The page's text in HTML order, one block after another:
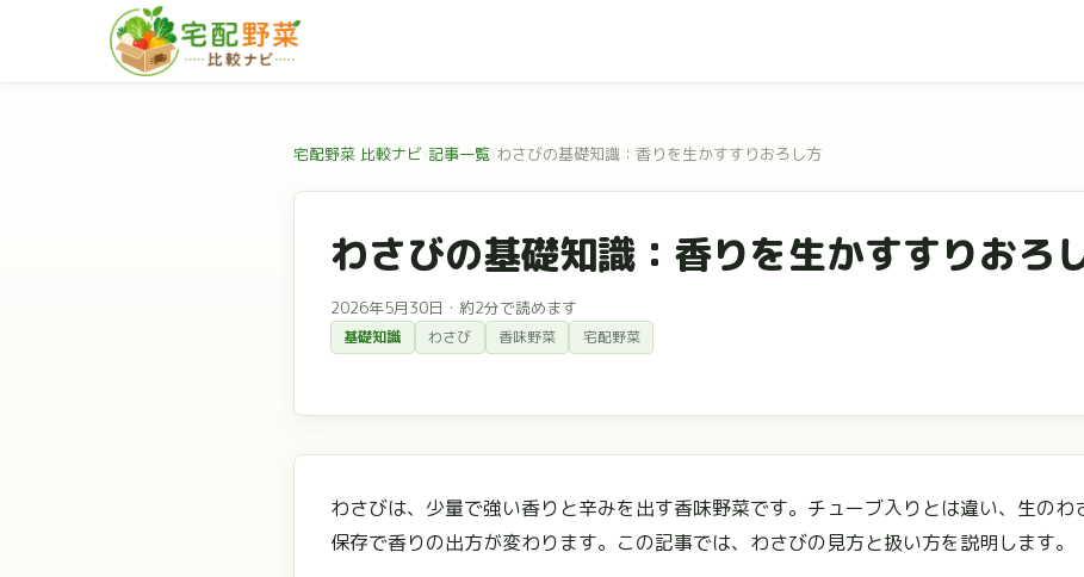
宅配野菜 比較ナビ›記事一覧›わさびの基礎知識：香りを生かすすりおろし方
わさびの基礎知識：香りを生かすすりおろ
2026年5月30日 ・ 約2分で読めます
基礎知識 わさび 香味野菜 宅配野菜
わさびは、少量で強い香りと辛みを出す香味野菜です。チューブ入りとは違い、生のわ
保存で香りの出方が変わります。この記事では、わさびの見方と扱い方を説明します。